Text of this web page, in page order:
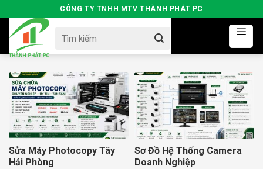
to
content
CÔNG TY TNHH MTV THÀNH PHÁT PC
for:
Sửa Máy Photocopy Tây
Hải Phòng
Sơ Đồ Hệ Thống Camera
Doanh Nghiệp